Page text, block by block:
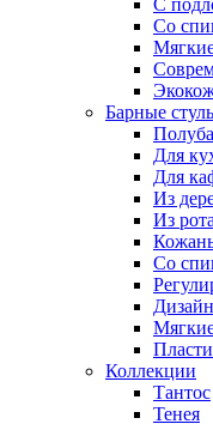
С
Со
Барные
Для
Для
Из
Из
Со
Коллекции
Тантос
Тенея